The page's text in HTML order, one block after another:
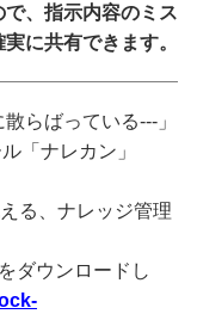
で、指示内容のミス
に共有できます。
らばっている---」
「ナレカン」
る、ナレッジ管理
ダウンロードし